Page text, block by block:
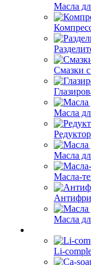
Масла
Смазки
Масла
Масла
Масла-
Масла
Li-